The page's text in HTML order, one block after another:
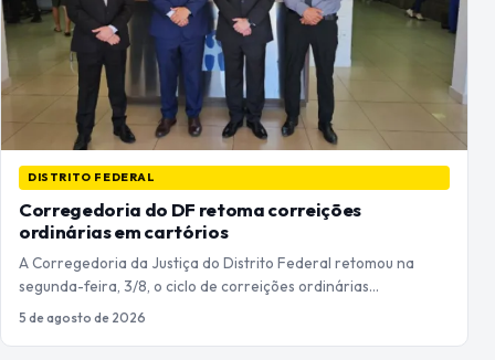
DISTRITO FEDERAL
Corregedoria do DF retoma correições
ordinárias em cartórios
A Corregedoria da Justiça do Distrito Federal retomou na
segunda-feira, 3/8, o ciclo de correições ordinárias…
5 de agosto de 2026